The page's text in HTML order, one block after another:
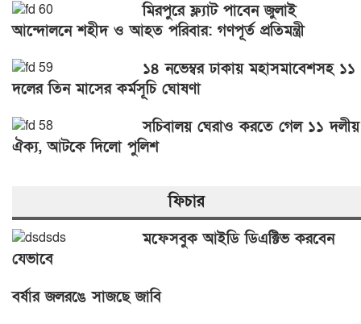
মিরপুরে ফ্ল্যাট পাবেন জুলাই
আন্দোলনে শহীদ ও আহত পরিবার: গণপূর্ত প্রতিমন্ত্রী
১৪ নভেম্বর ঢাকায় মহাসমাবেশসহ ১১
দলের তিন মাসের কর্মসূচি ঘোষণা
সচিবালয় ঘেরাও করতে গেল ১১ দলীয়
ঐক্য, আটকে দিলো পুলিশ
ফিচার
মফেসবুক আইডি ডিএক্টিভ করবেন
যেভাবে
বর্ষার জলরঙে সাজছে জাবি